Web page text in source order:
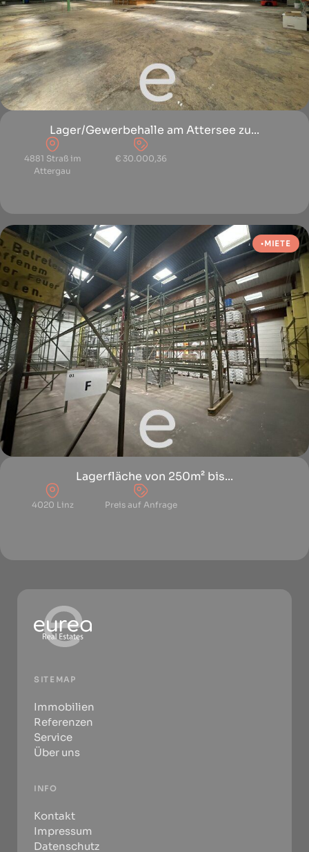
Lager/Gewerbehalle am Attersee zu...
4881 Straß im
Attergau
€ 30.000,36
MIETE
Lagerfläche von 250m² bis...
4020 Linz Preis auf Anfrage
SITEMAP
Immobilien
Referenzen
Service
Über uns
INFO
Kontakt
Impressum
Datenschutz